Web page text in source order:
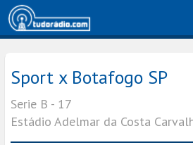
Sport x Botafogo SP
Serie B - 17
Estádio Adelmar da Costa